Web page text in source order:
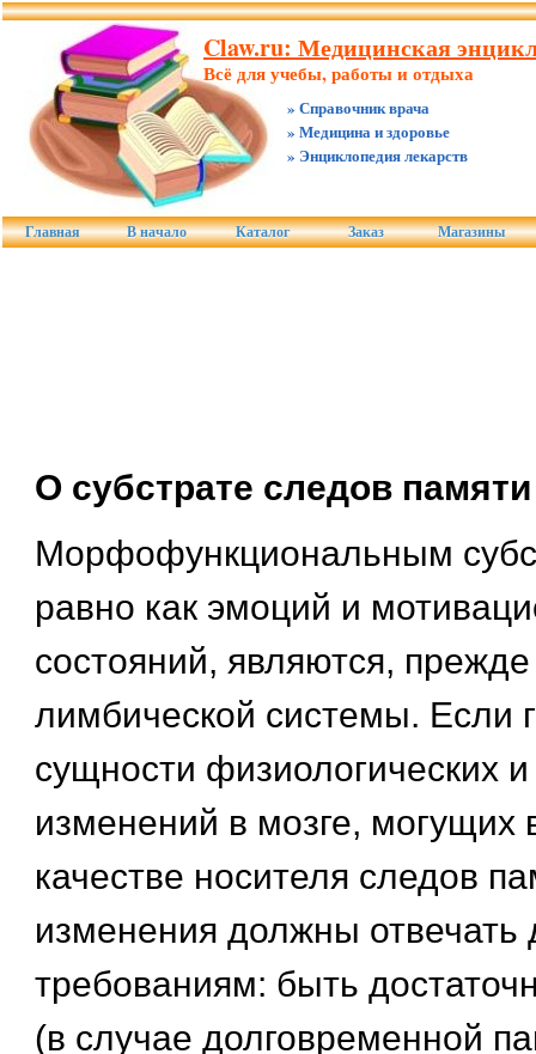
Claw.ru: Медицинская
Всё для учебы, работы и отдыха
» Справочник врача
» Медицина и здоровье
» Энциклопедия лекарств
Главная В начало Каталог Заказ Магазины
О субстрате следов
Морфофункциональным
равно как эмоций и
состояний, являются, прежде
лимбической системы. Если
сущности физиологических и
изменений в мозге, могущих
качестве носителя следов
изменения должны отвечать
требованиям: быть
(в случае долговременной